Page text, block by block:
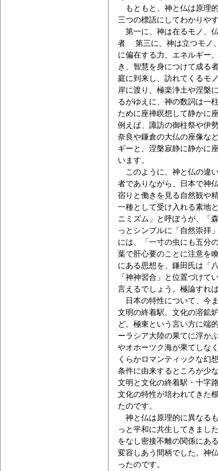
もともと、神と仏は原理
三つの標語にしてわかりや
第一に、神は在るモノ、
者 第三に、神は立つモノ
に偏在する力、エネルギー
き、智慧を身につけて成る
庭に到来し、訪れてくるモ
岸に渡り、極楽浄土や涅槃
るがゆえに、神の数詞は一
ために座禅瞑想して静かに
例えば、諏訪の御柱祭や伊
奈良や鎌倉の大仏の座像な
ギーと、涅槃寂静に静かに
います。
このように、神と仏の違
者でありながら、日本で神
宿りと働きを見る自然観や
一種として受け入れる素地
ニミズム」と呼ぼうが、「
っとシンプルに「自然崇拝
には、「一寸の虫にも五分
葉で肝心要のことに注意を
にある思想を、鎌田氏は「
「神神習合」と位置づけて
言えるでしょう。極論すれ
日本の特性について、今
文明の終着駅、文化の溶鉱
ど。極東という言い方に端
ーラシア大陸の果てに浮か
やオホーツク海が果てしな
くらかロマンティックな幻
条件に由来するところが少
文明と文化の終着駅・十字
文化の特性が培われてきた
たのです。
神と仏は原理的に異なる
っと平和に共生してきまし
をなし密接不離の関係にあ
変容しあう間柄でした。神
ったのです。